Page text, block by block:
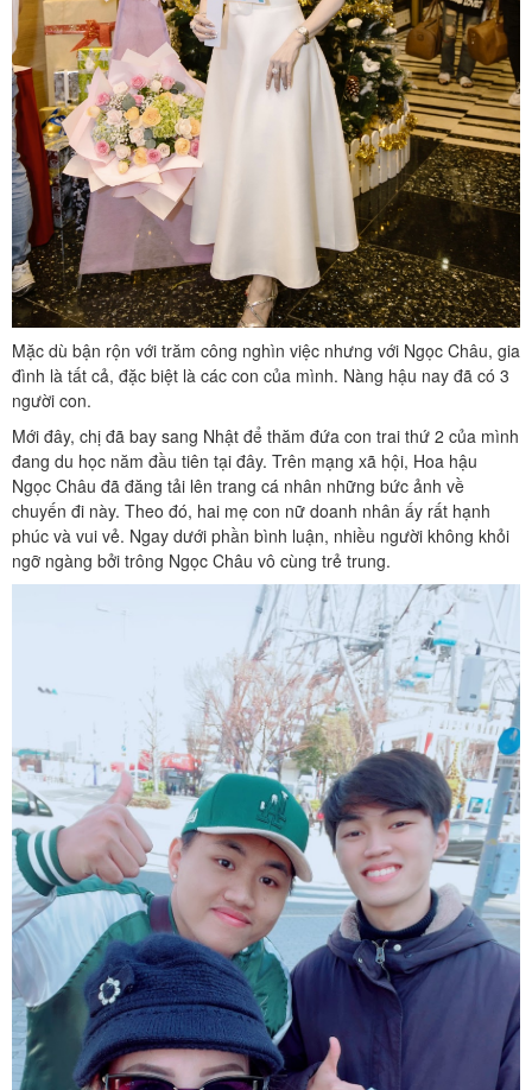
Mặc dù bận rộn với trăm công nghìn việc nhưng với Ngọc Châu, gia
đình là tất cả, đặc biệt là các con của mình. Nàng hậu nay đã có 3
người con.
Mới đây, chị đã bay sang Nhật để thăm đứa con trai thứ 2 của mình
đang du học năm đầu tiên tại đây. Trên mạng xã hội, Hoa hậu
Ngọc Châu đã đăng tải lên trang cá nhân những bức ảnh về
chuyến đi này. Theo đó, hai mẹ con nữ doanh nhân ấy rất hạnh
phúc và vui vẻ. Ngay dưới phần bình luận, nhiều người không khỏi
ngỡ ngàng bởi trông Ngọc Châu vô cùng trẻ trung.